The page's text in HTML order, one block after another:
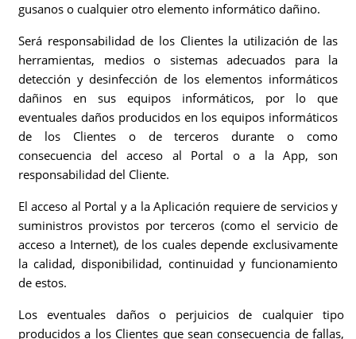
gusanos o cualquier otro elemento informático dañino.
Será responsabilidad de los Clientes la utilización de las
herramientas, medios o sistemas adecuados para la
detección y desinfección de los elementos informáticos
dañinos en sus equipos informáticos, por lo que
eventuales daños producidos en los equipos informáticos
de los Clientes o de terceros durante o como
consecuencia del acceso al Portal o a la App, son
responsabilidad del Cliente.
El acceso al Portal y a la Aplicación requiere de servicios y
suministros provistos por terceros (como el servicio de
acceso a Internet), de los cuales depende exclusivamente
la calidad, disponibilidad, continuidad y funcionamiento
de estos.
Los eventuales daños o perjuicios de cualquier tipo
producidos a los Clientes que sean consecuencia de fallas,